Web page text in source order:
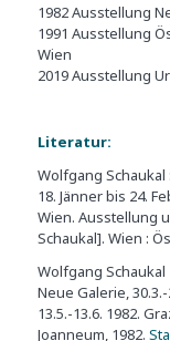
1982 Ausstellung
1991 Ausstellung
Wien
2019 Ausstellung
Literatur:
Wolfgang Schaukal
18. Jänner bis 24.
Wien. Ausstellung
Schaukal]. Wien :
Wolfgang Schaukal
Neue Galerie,
13.5.-13.6. 1982.
Joanneum, 1982.